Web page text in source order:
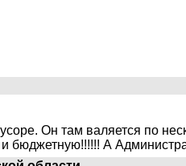
Он там валяется по
бюджетную!!!!!! А